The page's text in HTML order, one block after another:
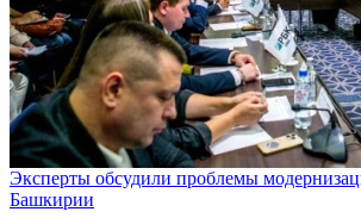
Эксперты обсудили проблемы
Башкирии